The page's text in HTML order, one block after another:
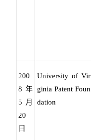
200
8年
5月
20
日
University of Vir
ginia Patent Foun
dation